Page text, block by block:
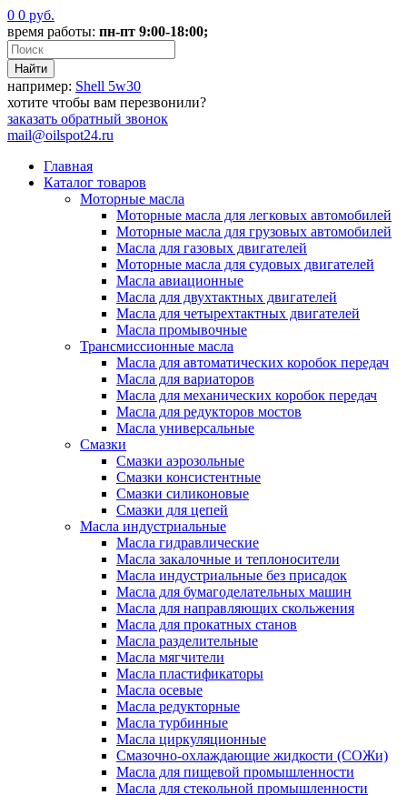
0 0 руб.
время работы: пн-пт 9:00-18:00;
например: Shell 5w30
хотите чтобы вам перезвонили?
заказать обратный звонок
mail@oilspot24.ru
Главная
Каталог товаров
Моторные масла
Моторные масла для легковых автомобилей
Моторные масла для грузовых автомобилей
Масла для газовых двигателей
Моторные масла для судовых двигателей
Масла авиационные
Масла для двухтактных двигателей
Масла для четырехтактных двигателей
Масла промывочные
Трансмиссионные масла
Масла для автоматических коробок передач
Масла для вариаторов
Масла для механических коробок передач
Масла для редукторов мостов
Масла универсальные
Cмазки
Смазки аэрозольные
Смазки консистентные
Смазки силиконовые
Смазки для цепей
Масла индустриальные
Масла гидравлические
Масла закалочные и теплоносители
Масла индустриальные без присадок
Масла для бумагоделательных машин
Масла для направляющих скольжения
Масла для прокатных станов
Масла разделительные
Масла мягчители
Масла пластификаторы
Масла осевые
Масла редукторные
Масла турбинные
Масла циркуляционные
Смазочно-охлаждающие жидкости (СОЖи)
Масла для пищевой промышленности
Масла для стекольной промышленности